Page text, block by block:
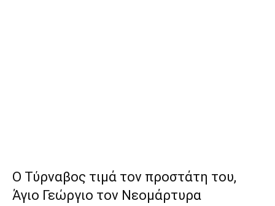
Ο Τύρναβος τιμά τον προστάτη του,
Άγιο Γεώργιο τον Νεομάρτυρα